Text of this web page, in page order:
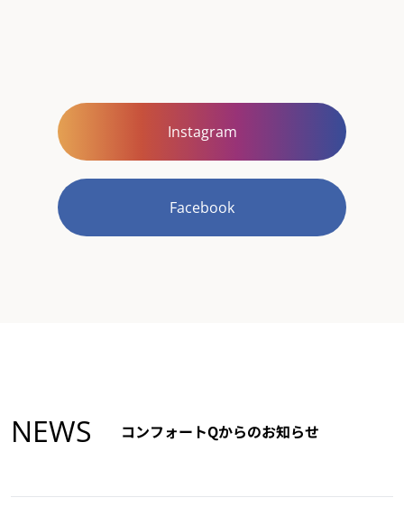
Instagram
Facebook
NEWS コンフォートQからのお知らせ